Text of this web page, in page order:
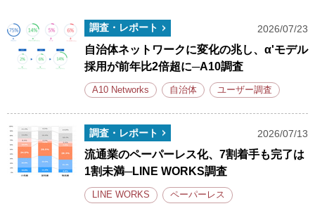
調査・レポート 2026/07/23
自治体ネットワークに変化の兆し、α'モデル
採用が前年比2倍超に─A10調査
A10 Networks 自治体 ユーザー調査
調査・レポート 2026/07/13
流通業のペーパーレス化、7割着手も完了は
1割未満─LINE WORKS調査
LINE WORKS ペーパーレス